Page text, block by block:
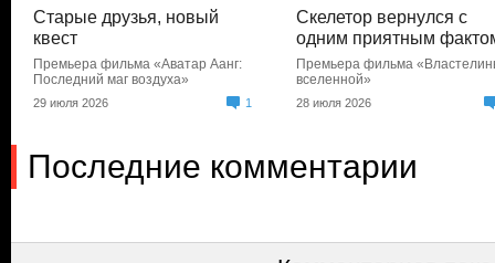
Старые друзья, новый
квест
Премьера фильма «Аватар Аанг:
Последний маг воздуха»
29 июля 2026 1
Скелетор вернулся с
одним приятным
Премьера фильма
вселенной»
28 июля 2026
Последние комментарии